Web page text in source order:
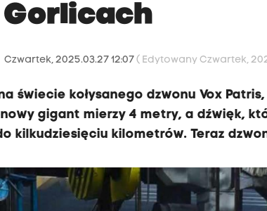
Czwartek, 2025.03.27 12:07( Edytowany Czwartek,
świecie kołysanego dzwonu Vox Patris,
gigant mierzy 4 metry, a dźwięk,
kilkudziesięciu kilometrów. Teraz